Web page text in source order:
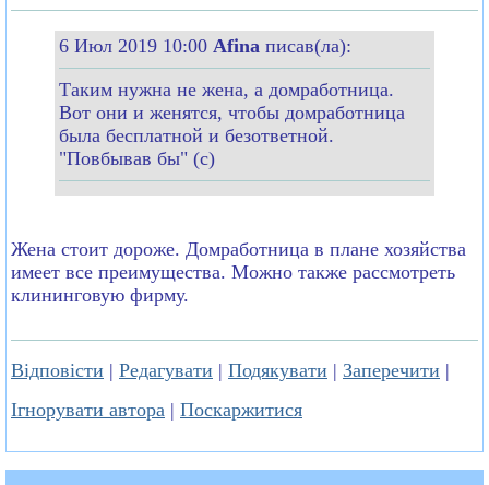
6 Июл 2019 10:00 Afina писав(ла):
Таким нужна не жена, а домработница.
Вот они и женятся, чтобы домработница
была бесплатной и безответной.
"Повбывав бы" (с)
Жена стоит дороже. Домработница в плане хозяйства
имеет все преимущества. Можно также рассмотреть
клининговую фирму.
Відповісти | Редагувати | Подякувати | Заперечити |
Ігнорувати автора | Поскаржитися